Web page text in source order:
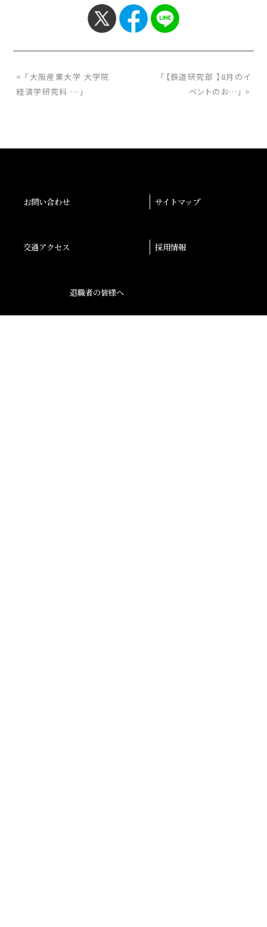
< 「大阪産業大学 大学院
経済学研究科 …」
「【鉄道研究部 】8月のイ
ベントのお…」 >
お問い合わせ サイトマップ
交通アクセス 採用情報
退職者の皆様へ